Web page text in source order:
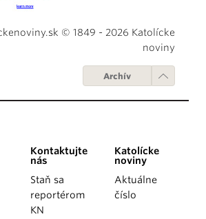
© 1849 - 2026 Katolícke
noviny
Archív
Kontaktujte
nás
Staň sa
reportérom
KN
Katolícke
noviny
Aktuálne
číslo